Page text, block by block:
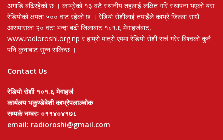
अगाडि बढिरहेको छ । काभ्रेको १३ वटै स्थानीय तहलाई लक्षित गरि स्थापना भएको यस
रेडियोको क्षमता ५०० वाट रहेको छ । रेडियो रोशीलाई तपाईंले काभ्रे जिल्ला साथै
आसपासका २० वटा भन्दा बढी जिलाबाट १०१.६ मेगाहर्जबाट,
www.radioroshi.org.np र हाम्रो पात्रो एपमा रेडियो रोशी सर्च गरेर बिश्वको कुनै
पनि कुनाबाट सुन्न सकिन्छ ।
Contact Us
रेडियो रोशी १०१.६ मेगाहर्ज
कार्यलय भकुण्डेबेशी काभ्रेपलाञ्चोक
सम्पर्क नम्बरः ०११४०४१७८
email: radioroshi@gmail.com